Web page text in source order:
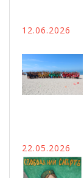
12.06.2026
22.05.2026